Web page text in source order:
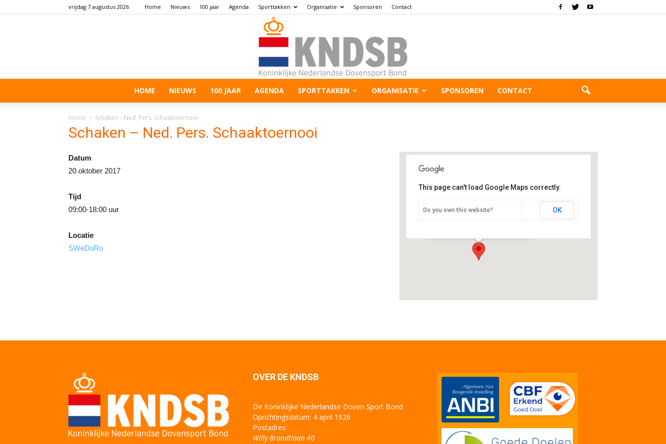
vrijdag 7 augustus 2026 Home Nieuws 100 jaar Agenda Sporttakken Organisatie Sponsoren Contact
HOME NIEUWS 100 JAAR AGENDA SPORTTAKKEN ORGANISATIE SPONSOREN CONTACT
Home Schaken – Ned. Pers. Schaaktoernooi
Schaken – Ned. Pers. Schaaktoernooi
SWeDoRo
This page can't load Google Maps correctly.
Do you own this website? OK
Datum
20 oktober 2017
Tijd
09:00-18:00 uur
Locatie
SWeDoRo
OVER DE KNDSB
De Koninklijke Nederlandse Doven Sport Bond
Oprichtingsdatum: 4 april 1926
Postadres:
Willy Brandtlaan 40